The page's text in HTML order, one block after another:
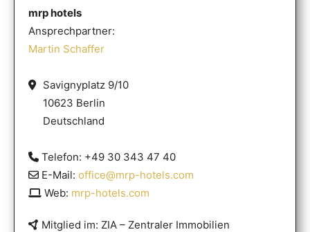
mrp hotels
Ansprechpartner:
Martin Schaffer
Savignyplatz 9/10
10623 Berlin
Deutschland
Telefon: +49 30 343 47 40
E-Mail: office@mrp-hotels.com
Web: mrp-hotels.com
Mitglied im: ZIA – Zentraler Immobilien